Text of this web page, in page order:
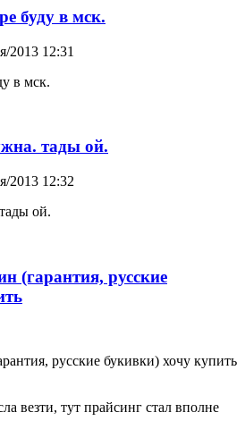
буду в мск.
2013 12:31
в мск.
тады ой.
2013 12:32
ой.
(гарантия, русские
русские букивки) хочу купить
везти, тут прайсинг стал вполне